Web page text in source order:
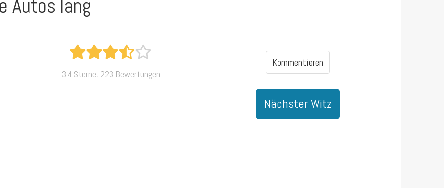
Autos lang
3.4 Sterne, 223 Bewertungen
Kommentieren
Nächster Witz